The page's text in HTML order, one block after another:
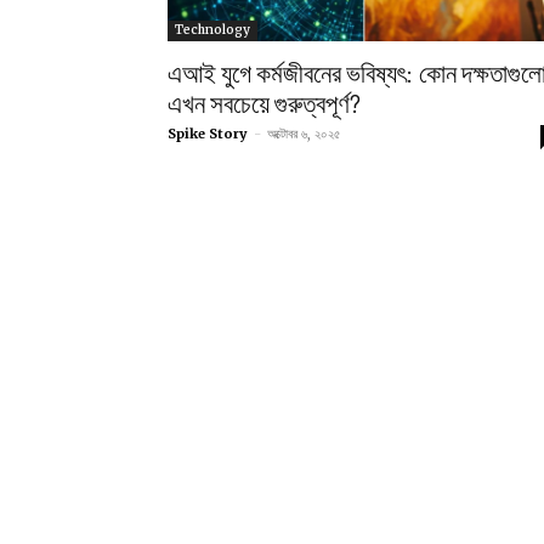
Technology
এআই যুগে কর্মজীবনের ভবিষ্যৎ: কোন
এখন সবচেয়ে গুরুত্বপূর্ণ?
Spike Story - অক্টোবর ৬, ২০২৫